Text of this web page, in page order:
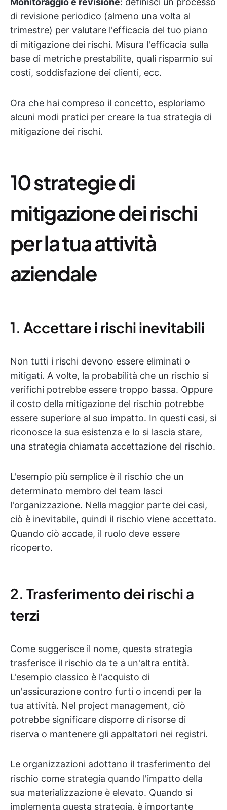
di revisione periodico (almeno una volta al
trimestre) per valutare l'efficacia del tuo piano
di mitigazione dei rischi. Misura l'efficacia sulla
base di metriche prestabilite, quali risparmio sui
costi, soddisfazione dei clienti, ecc.
Ora che hai compreso il concetto, esploriamo
alcuni modi pratici per creare la tua strategia di
mitigazione dei rischi.
10 strategie di
mitigazione dei rischi
per la tua attività
aziendale
1. Accettare i rischi inevitabili
Non tutti i rischi devono essere eliminati o
mitigati. A volte, la probabilità che un rischio si
verifichi potrebbe essere troppo bassa. Oppure
il costo della mitigazione del rischio potrebbe
essere superiore al suo impatto. In questi casi, si
riconosce la sua esistenza e lo si lascia stare,
una strategia chiamata accettazione del rischio.
L'esempio più semplice è il rischio che un
determinato membro del team lasci
l'organizzazione. Nella maggior parte dei casi,
ciò è inevitabile, quindi il rischio viene accettato.
Quando ciò accade, il ruolo deve essere
ricoperto.
2. Trasferimento dei rischi a
terzi
Come suggerisce il nome, questa strategia
trasferisce il rischio da te a un'altra entità.
L'esempio classico è l'acquisto di
un'assicurazione contro furti o incendi per la
tua attività. Nel project management, ciò
potrebbe significare disporre di risorse di
riserva o mantenere gli appaltatori nei registri.
Le organizzazioni adottano il trasferimento del
rischio come strategia quando l'impatto della
sua materializzazione è elevato. Quando si
implementa questa strategia, è importante